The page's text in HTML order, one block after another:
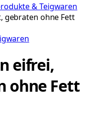
& Teigwaren
gebraten ohne Fett
eifrei,
ohne Fett